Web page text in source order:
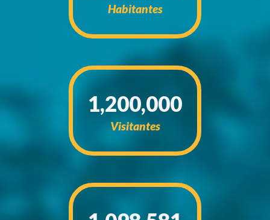
Habitantes
1,200,000
Visitantes